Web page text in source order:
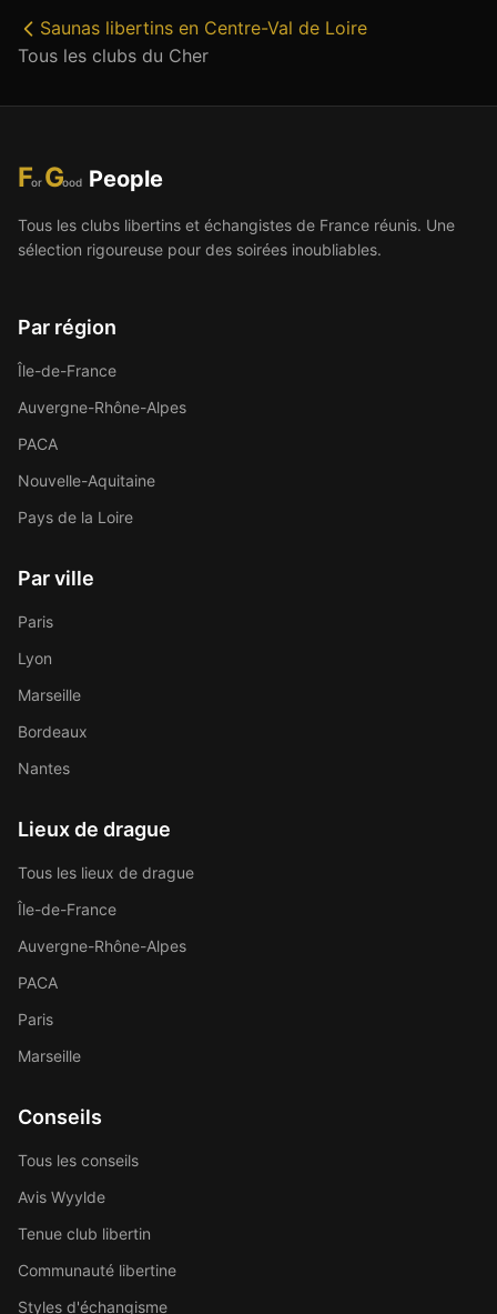
Saunas libertins en Centre-Val de Loire
Tous les clubs du Cher
For Good People
Tous les clubs libertins et échangistes de France réunis. Une
sélection rigoureuse pour des soirées inoubliables.
Par région
Île-de-France
Auvergne-Rhône-Alpes
PACA
Nouvelle-Aquitaine
Pays de la Loire
Par ville
Paris
Lyon
Marseille
Bordeaux
Nantes
Lieux de drague
Tous les lieux de drague
Île-de-France
Auvergne-Rhône-Alpes
PACA
Paris
Marseille
Conseils
Tous les conseils
Avis Wyylde
Tenue club libertin
Communauté libertine
Styles d'échangisme